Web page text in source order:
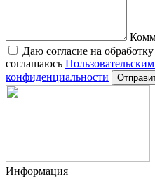
Даю согласие на
соглашаюсь
конфиденциальности